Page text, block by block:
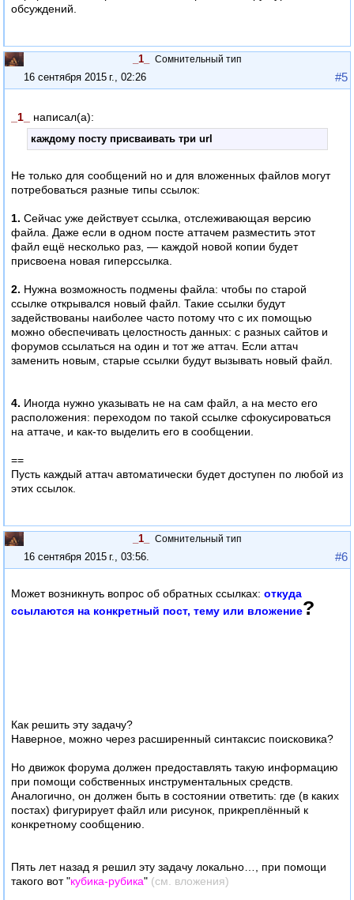
обсуждений.
_1_ Сомнительный тип
16 сентября 2015 г., 02:26 #5
_1_ написал(а):
каждому посту присваивать три url
Не только для сообщений но и для вложенных файлов могут
потребоваться разные типы ссылок:
1. Сейчас уже действует ссылка, отслеживающая версию
файла. Даже если в одном посте аттачем разместить этот
файл ещё несколько раз, — каждой новой копии будет
присвоена новая гиперссылка.
2. Нужна возможность подмены файла: чтобы по старой
ссылке открывался новый файл. Такие ссылки будут
задействованы наиболее часто потому что с их помощью
можно обеспечивать целостность данных: с разных сайтов и
форумов ссылаться на один и тот же аттач. Если аттач
заменить новым, старые ссылки будут вызывать новый файл.
4. Иногда нужно указывать не на сам файл, а на место его
расположения: переходом по такой ссылке сфокусироваться
на аттаче, и как-то выделить его в сообщении.
==
Пусть каждый аттач автоматически будет доступен по любой из
этих ссылок.
_1_ Сомнительный тип
16 сентября 2015 г., 03:56. #6
Может возникнуть вопрос об обратных ссылках: откуда
ссылаются на конкретный пост, тему или вложение?
Как решить эту задачу?
Наверное, можно через расширенный синтаксис поисковика?
Но движок форума должен предоставлять такую информацию
при помощи собственных инструментальных средств.
Аналогично, он должен быть в состоянии ответить: где (в каких
постах) фигурирует файл или рисунок, прикреплённый к
конкретному сообщению.
Пять лет назад я решил эту задачу локально…, при помощи
такого вот "кубика-рубика" (см. вложения)